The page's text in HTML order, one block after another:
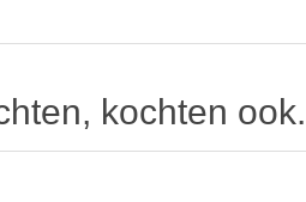
kochten